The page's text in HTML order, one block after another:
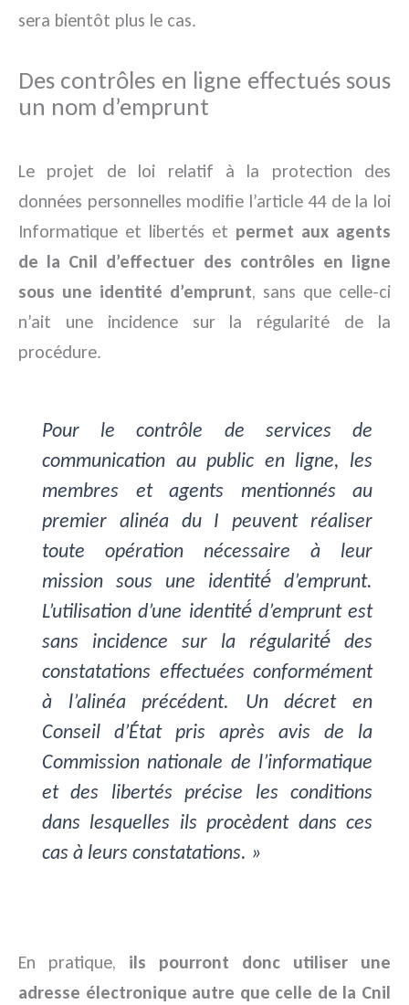
sera bientôt plus le cas.
Des contrôles en ligne effectués sous
un nom d’emprunt
Le projet de loi relatif à la protection des
données personnelles modifie l’article 44 de la loi
Informatique et libertés et permet aux agents
de la Cnil d’effectuer des contrôles en ligne
sous une identité d’emprunt, sans que celle-ci
n’ait une incidence sur la régularité de la
procédure.
Pour le contrôle de services de
communication au public en ligne, les
membres et agents mentionnés au
premier alinéa du I peuvent réaliser
toute opération nécessaire à leur
mission sous une identité́ d’emprunt.
L’utilisation d’une identité́ d’emprunt est
sans incidence sur la régularité́ des
constatations effectuées conformément
à l’alinéa précédent. Un décret en
Conseil d’État pris après avis de la
Commission nationale de l’informatique
et des libertés précise les conditions
dans lesquelles ils procèdent dans ces
cas à leurs constatations. »
En pratique, ils pourront donc utiliser une
adresse électronique autre que celle de la Cnil